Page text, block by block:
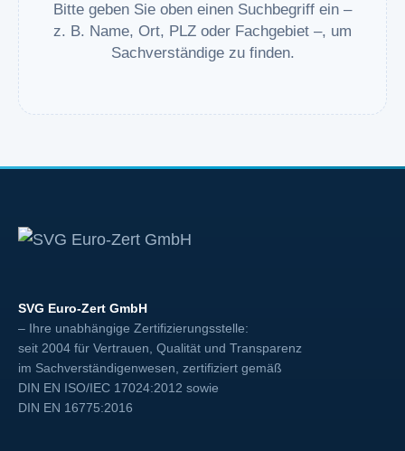
Bitte geben Sie oben einen Suchbegriff ein –
z. B. Name, Ort, PLZ oder Fachgebiet –, um
Sachverständige zu finden.
SVG Euro-Zert GmbH
– Ihre unabhängige Zertifizierungsstelle:
seit 2004 für Vertrauen, Qualität und Transparenz
im Sachverständigenwesen, zertifiziert gemäß
DIN EN ISO/IEC 17024:2012 sowie
DIN EN 16775:2016